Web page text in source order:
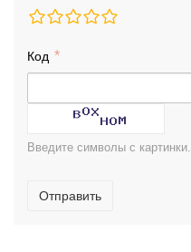
Код
Введите символы с картинки.
Отправить